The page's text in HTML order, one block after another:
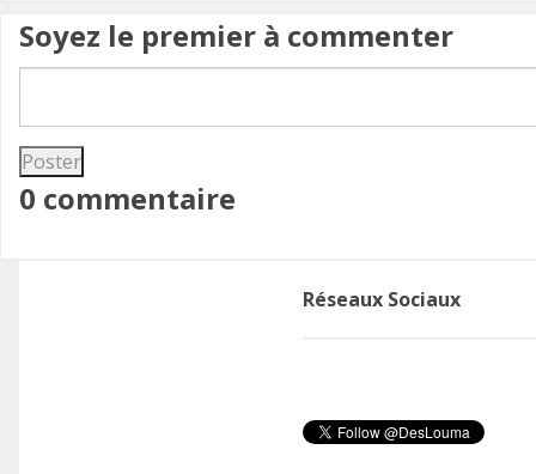
Soyez le premier à commenter
0 commentaire
Réseaux Sociaux